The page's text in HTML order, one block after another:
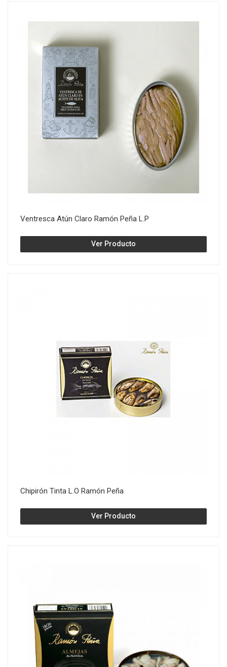
Ventresca Atún Claro Ramón Peña L.P
Ver Producto
Chipirón Tinta L.O Ramón Peña
Ver Producto